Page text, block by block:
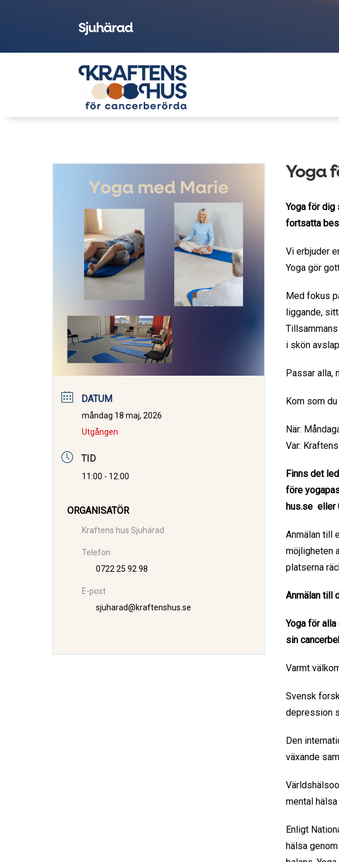
Sjuhärad
DATUM
måndag 18 maj, 2026
Utgången
TID
11:00 - 12:00
ORGANISATÖR
Kraftens hus Sjuhärad
Telefon
0722 25 92 98
E-post
sjuharad@kraftenshus.se
Yoga
Yoga för dig
fortsatta
Vi erbjuder
Yoga gör
Med fokus
liggande,
i skön
Passar alla,
Kom som
När:
Var:
Finns det
före
hus.se eller
Anmälan till
möjligheten
platserna
Anmälan till
Yoga för
sin
Varmt
Svensk
depression
Den
växande
mental
Enligt
hälsa